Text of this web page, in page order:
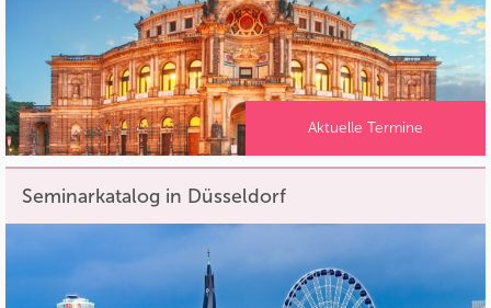
Aktuelle Termine
Seminarkatalog in Düsseldorf